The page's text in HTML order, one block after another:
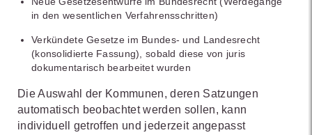
in den wesentlichen Verfahrensschritten)
Verkündete Gesetze im Bundes- und Landesrecht
(konsolidierte Fassung), sobald diese von juris
dokumentarisch bearbeitet wurden
Die Auswahl der Kommunen, deren Satzungen
automatisch beobachtet werden sollen, kann
individuell getroffen und jederzeit angepasst